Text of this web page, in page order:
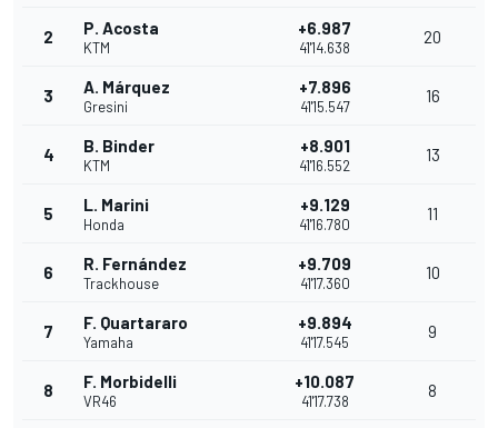
2 P. Acosta
KTM
+6.987
41'14.638
20
3 A. Márquez
Gresini
+7.896
41'15.547
16
4 B. Binder
KTM
+8.901
41'16.552
13
5 L. Marini
Honda
+9.129
41'16.780
11
6 R. Fernández
Trackhouse
+9.709
41'17.360
10
7 F. Quartararo
Yamaha
+9.894
41'17.545
9
8 F. Morbidelli
VR46
+10.087
41'17.738
8